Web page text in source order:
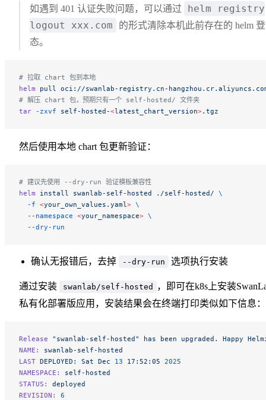
如遇到 401 认证失败问题，可以通过
helm registry
logout xxx.com
的形式清除本机此前存在的 helm
态。
# 拉取 chart 包到本地
helm pull oci://swanlab-registry.cn-
# 解压 chart 包，预期只有一个 self-hosted/ 文件夹
tar -zxvf self-hosted-<latest_chart_version>.tgz
然后使用本地 chart 包更新验证：
# 建议先使用 --dry-run 验证模板兼容性
helm install swanlab-self-hosted ./self-hosted/ \
  -f
<your_own_values.yaml> \
  --namespace
<your_namespace> \
  --dry-run
确认无报错后，去掉 --dry-run 选项执行安装
通过安装 swanlab/self-hosted
，即可在k8s上安装
私有化部署版应用，安装结果会在终端打印类似如下信息：
Release "swanlab-self-hosted" has been upgraded. Happy
NAME:
swanlab-self-hosted
LAST DEPLOYED: Sat Dec 13 17:52:05 2025
NAMESPACE:
self-hosted
STATUS:
deployed
REVISION:
6